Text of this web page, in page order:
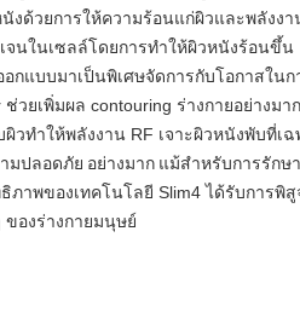
ด้วยการให้ความร้อนแก่ผิวและพลังงา
จนในเซลล์โดยการทำให้ผิวหนังร้อนขึ้น
แบบมาเป็นพิเศษจัดการกับโอกาสใน
ช่วยเพิ่มผล contouring ร่างกายอย่างมาก
ทำให้พลังงาน RF เจาะผิวหนังพับที่เฉ
มปลอดภัย อย่างมาก แม้สำหรับการรักษ
าพของเทคโนโลยี Slim4 ได้รับการพิ
องร่างกายมนุษย์